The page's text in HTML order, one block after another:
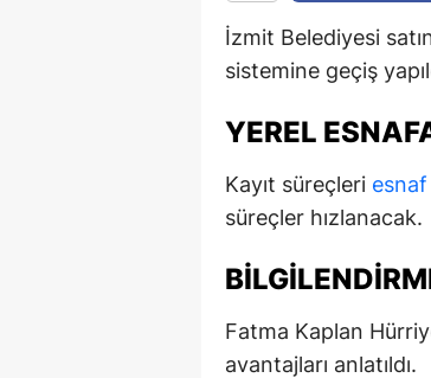
İzmit Belediyesi
sistemine geçiş
YEREL
Kayıt süreçleri esnaf
süreçler hızlanacak.
Fatma Kaplan
avantajları anlatıldı.